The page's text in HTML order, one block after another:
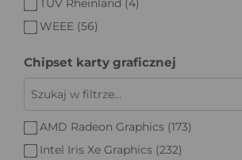
TÜV Rheinland (4)
WEEE (56)
Chipset karty graficznej
AMD Radeon Graphics (173)
Intel Iris Xe Graphics (232)